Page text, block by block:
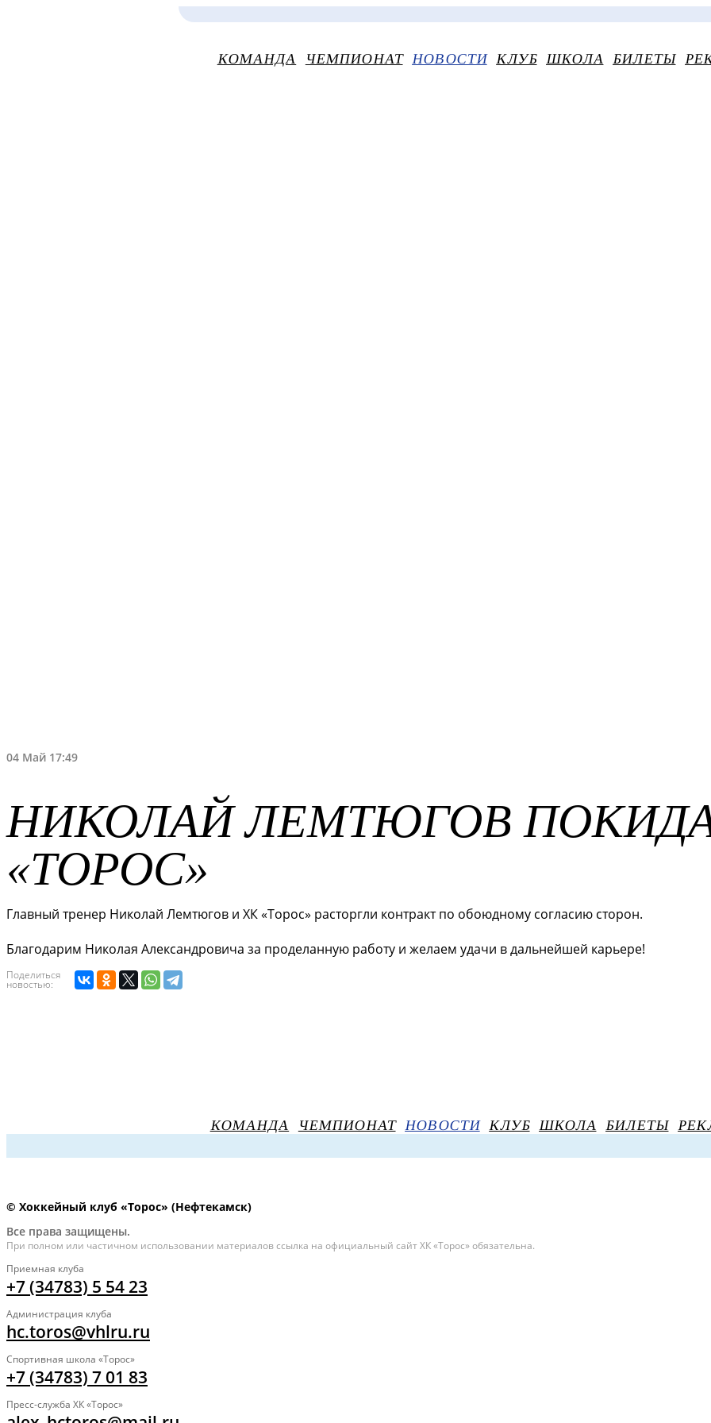
КОМАНДА ЧЕМПИОНАТ НОВОСТИ КЛУБ ШКОЛА БИЛЕТЫ
04 Май 17:49
НИКОЛАЙ ЛЕМТЮГОВ
«ТОРОС»
Главный тренер Николай Лемтюгов и ХК «Торос» расторгли контракт по обоюдному согласию сторон.
Благодарим Николая Александровича за проделанную работу и желаем удачи в дальнейшей карьере!
Поделиться
новостью:
КОМАНДА ЧЕМПИОНАТ НОВОСТИ КЛУБ ШКОЛА БИЛЕТЫ
© Хоккейный клуб «Торос» (Нефтекамск)
Все права защищены.
При полном или частичном использовании материалов ссылка на официальный сайт ХК «Торос» обязательна.
Приемная клуба
+7 (34783) 5 54 23
Администрация клуба
hc.toros@vhlru.ru
Спортивная школа «Торос»
+7 (34783) 7 01 83
Пресс-служба ХК «Торос»